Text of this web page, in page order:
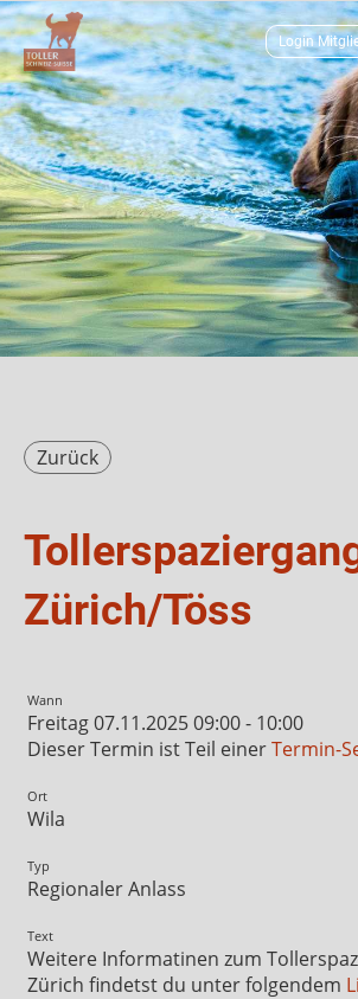
Login
Zurück
Zürich/Töss
Wann
Freitag 07.11.2025 09:00 - 10:00
Dieser Termin ist Teil einerTermin-
Ort
Wila
Typ
Regionaler Anlass
Text
Weitere Informatinen zum
Zürich findetst du unter folgendem